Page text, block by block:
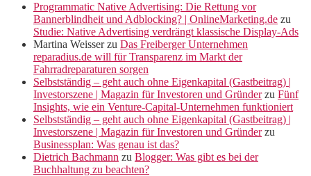
Programmatic Native Advertising: Die Rettung vor
Bannerblindheit und Adblocking? | OnlineMarketing.de zu
Studie: Native Advertising verdrängt klassische Display-Ads
Martina Weisserzu Das Freiberger Unternehmen
reparadius.de will für Transparenz im Markt der
Fahrradreparaturen sorgen
Selbstständig – geht auch ohne Eigenkapital (Gastbeitrag) |
Investorszene | Magazin für Investoren und Gründerzu Fünf
Insights, wie ein Venture-Capital-Unternehmen funktioniert
Selbstständig – geht auch ohne Eigenkapital (Gastbeitrag) |
Investorszene | Magazin für Investoren und Gründerzu
Businessplan: Was genau ist das?
Dietrich Bachmann zu Blogger: Was gibt es bei der
Buchhaltung zu beachten?